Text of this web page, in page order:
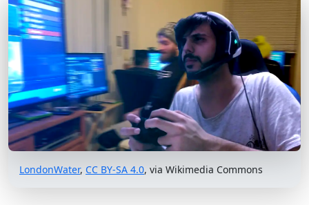
LondonWater, CC BY-SA 4.0, via Wikimedia Commons